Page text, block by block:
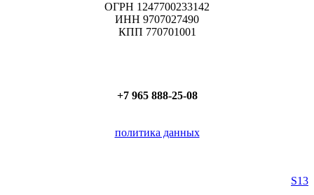
ОГРН 1247700233142
ИНН 9707027490
КПП 770701001
+7 965 888-25-08
политика данных
S13